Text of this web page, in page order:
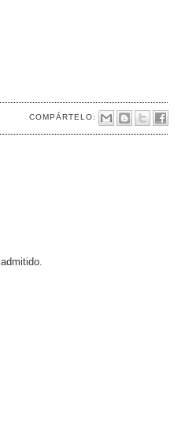
COMPÁRTELO: